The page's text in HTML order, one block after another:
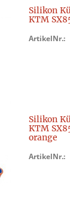
Silikon
KTM
ArtikelNr.:
Silikon
KTM
orange
ArtikelNr.: